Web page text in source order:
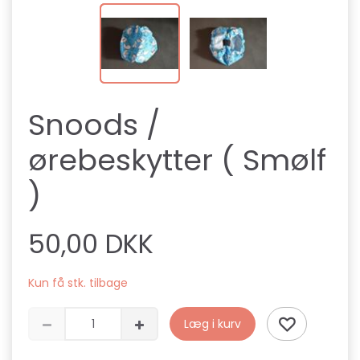
Snoods /
ørebeskytter ( Smølf
)
50,00 DKK
Kun få stk. tilbage
Læg i kurv